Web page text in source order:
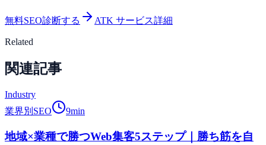
無料SEO診断する ATK サービス詳細
Related
関連記事
Industry
業界別SEO
9min
地域×業種で勝つWeb集客5ステップ｜勝ち筋を自